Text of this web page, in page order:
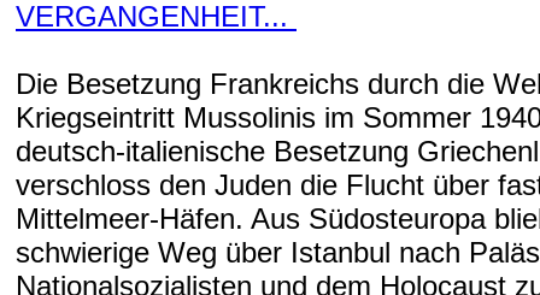
VERGANGENHEIT...
Die Besetzung Frankreichs durch die
Kriegseintritt Mussolinis im Sommer
deutsch-italienische Besetzung
verschloss den Juden die Flucht über
Mittelmeer-Häfen. Aus Südosteuropa
schwierige Weg über Istanbul nach
Nationalsozialisten und dem Holocaust